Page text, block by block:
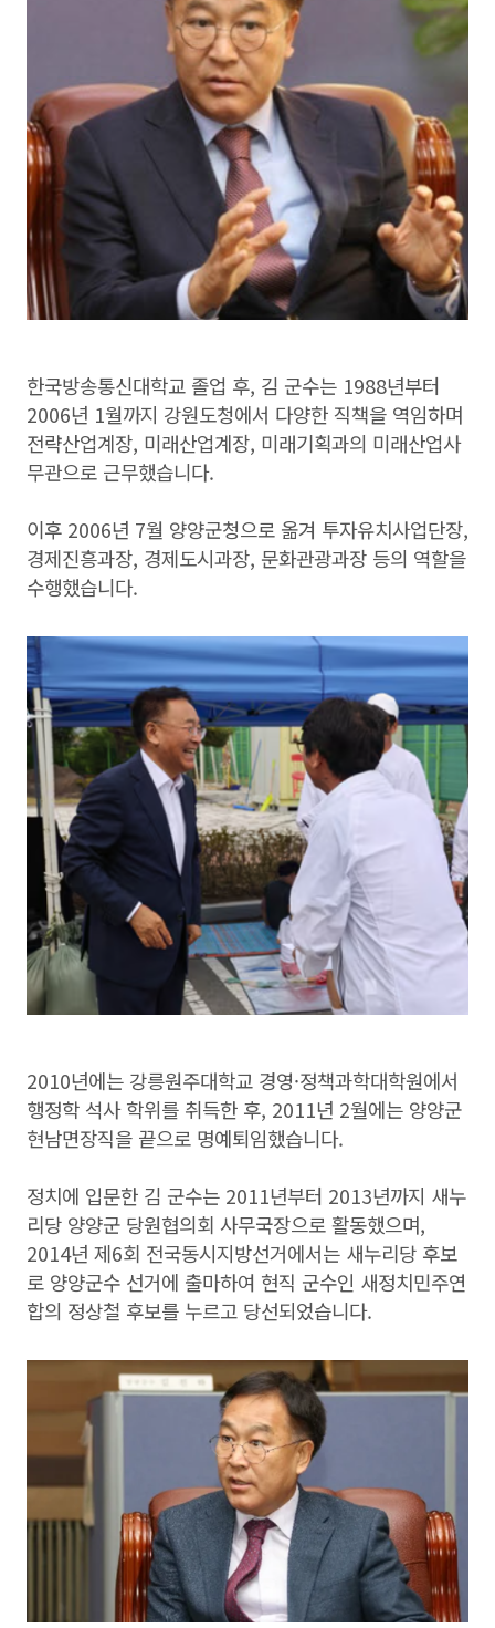
한국방송통신대학교 졸업 후, 김 군수는 1988년부터
2006년 1월까지 강원도청에서 다양한 직책을 역임하며
전략산업계장, 미래산업계장, 미래기획과의 미래산업사
무관으로 근무했습니다.
이후 2006년 7월 양양군청으로 옮겨 투자유치사업단장,
경제진흥과장, 경제도시과장, 문화관광과장 등의 역할을
수행했습니다.
2010년에는 강릉원주대학교 경영·정책과학대학원에서
행정학 석사 학위를 취득한 후, 2011년 2월에는 양양군
현남면장직을 끝으로 명예퇴임했습니다.
정치에 입문한 김 군수는 2011년부터 2013년까지 새누
리당 양양군 당원협의회 사무국장으로 활동했으며,
2014년 제6회 전국동시지방선거에서는 새누리당 후보
로 양양군수 선거에 출마하여 현직 군수인 새정치민주연
합의 정상철 후보를 누르고 당선되었습니다.